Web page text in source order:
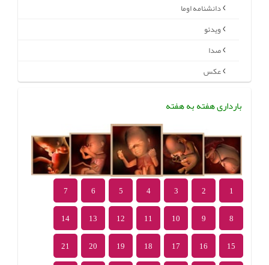
دانشنامه اوما
ویدئو
صدا
عکس
بارداری هفته به هفته
1
2
3
4
5
6
7
8
9
10
11
12
13
14
15
16
17
18
19
20
21